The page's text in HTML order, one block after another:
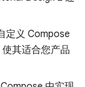
定义 Compose
使其适合您产品